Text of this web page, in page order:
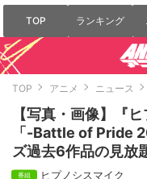
TOP ランキング
TOP アニメ ニュース
【写真・画像】『
「-Battle of Pride
ズ過去6作品の見放
ヒプノシスマイク